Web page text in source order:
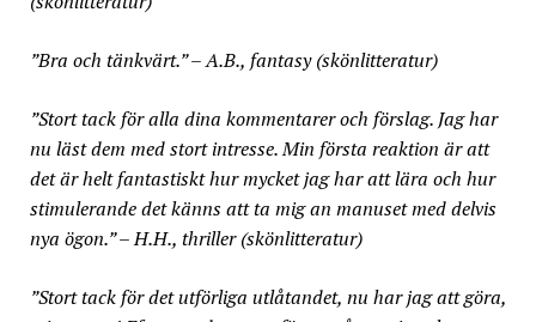
”Bra och tänkvärt.” – A.B., fantasy (skönlitteratur)
”Stort tack för alla dina kommentarer och förslag. Jag har
nu läst dem med stort intresse. Min första reaktion är att
det är helt fantastiskt hur mycket jag har att lära och hur
stimulerande det känns att ta mig an manuset med delvis
nya ögon.” – H.H., thriller (skönlitteratur)
”Stort tack för det utförliga utlåtandet, nu har jag att göra,